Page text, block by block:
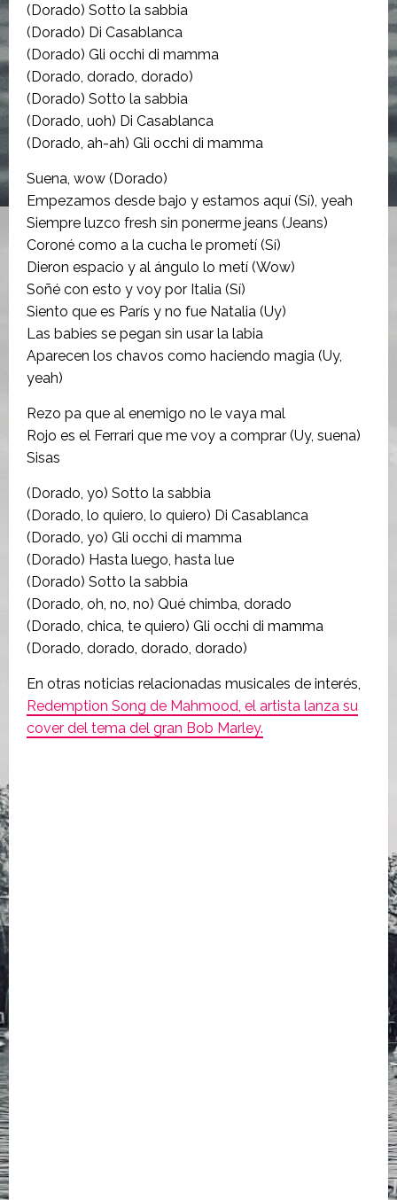
(Dorado) Sotto la sabbia
(Dorado) Di Casablanca
(Dorado) Gli occhi di mamma
(Dorado, dorado, dorado)
(Dorado) Sotto la sabbia
(Dorado, uoh) Di Casablanca
(Dorado, ah-ah) Gli occhi di mamma
Suena, wow (Dorado)
Empezamos desde bajo y estamos aquí (Sí), yeah
Siempre luzco fresh sin ponerme jeans (Jeans)
Coroné como a la cucha le prometí (Sí)
Dieron espacio y al ángulo lo metí (Wow)
Soñé con esto y voy por Italia (Sí)
Siento que es París y no fue Natalia (Uy)
Las babies se pegan sin usar la labia
Aparecen los chavos como haciendo magia (Uy,
yeah)
Rezo pa que al enemigo no le vaya mal
Rojo es el Ferrari que me voy a comprar (Uy, suena)
Sisas
(Dorado, yo) Sotto la sabbia
(Dorado, lo quiero, lo quiero) Di Casablanca
(Dorado, yo) Gli occhi di mamma
(Dorado) Hasta luego, hasta lue
(Dorado) Sotto la sabbia
(Dorado, oh, no, no) Qué chimba, dorado
(Dorado, chica, te quiero) Gli occhi di mamma
(Dorado, dorado, dorado, dorado)
En otras noticias relacionadas musicales de interés,
Redemption Song de Mahmood, el artista lanza su
cover del tema del gran Bob Marley.